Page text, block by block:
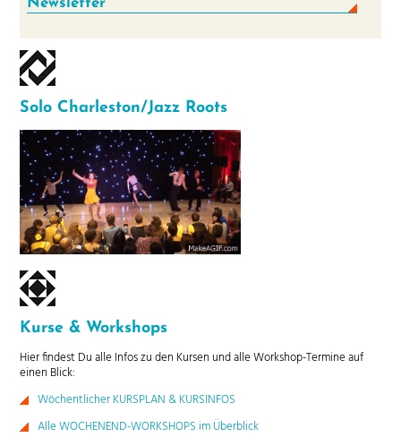
Newsletter
Solo Charleston/Jazz Roots
Kurse & Workshops
Hier findest Du alle Infos zu den Kursen und alle Workshop-Termine auf
einen Blick:
Wöchentlicher KURSPLAN & KURSINFOS
Alle WOCHENEND-WORKSHOPS im Überblick